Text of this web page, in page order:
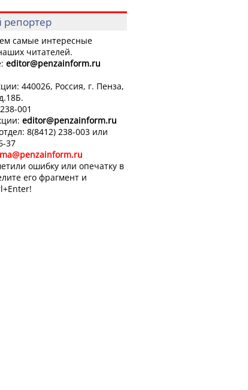
самые интересные
читателей.
editor@penzainform.ru
440026, Россия, г. Пенза,
001
editor@penzainform.ru
8(8412) 238-003 или
37
ошибку или опечатку в
его фрагмент и